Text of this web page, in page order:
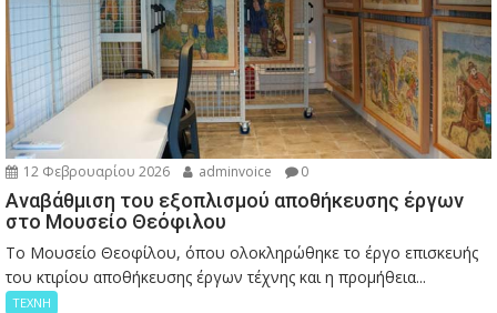
12 Φεβρουαρίου 2026 adminvoice 0
Αναβάθμιση του εξοπλισμού αποθήκευσης έργων
στο Μουσείο Θεόφιλου
Το Μουσείο Θεοφίλου, όπου ολοκληρώθηκε το έργο επισκευής
του κτιρίου αποθήκευσης έργων τέχνης και η προμήθεια...
ΤΕΧΝΗ